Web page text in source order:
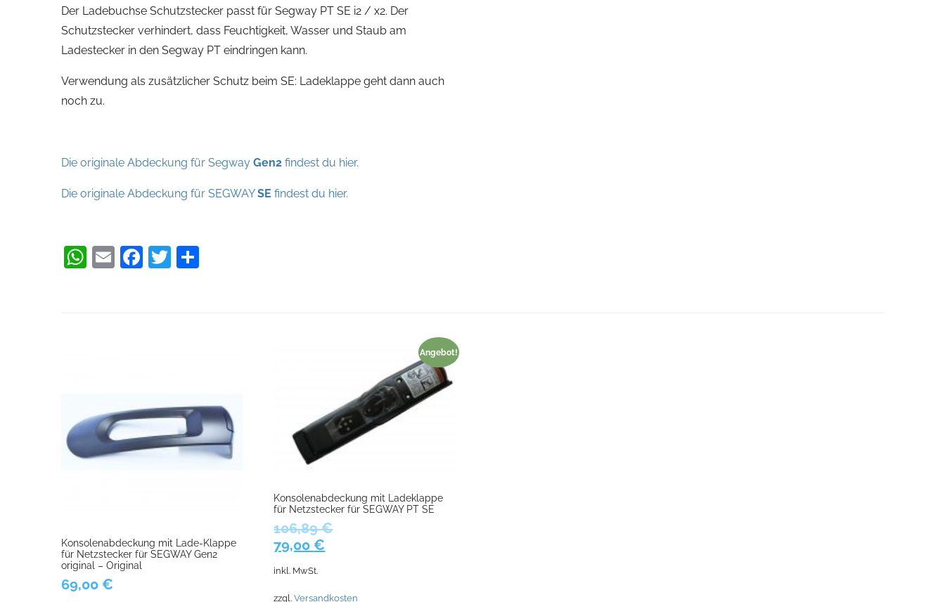
Der Ladebuchse Schutzstecker passt für Segway PT SE i2 / x2. Der
Schutzstecker verhindert, dass Feuchtigkeit, Wasser und Staub am
Ladestecker in den Segway PT eindringen kann.
Verwendung als zusätzlicher Schutz beim SE: Ladeklappe geht dann auch
noch zu.
Die originale Abdeckung für Segway Gen2 findest du hier.
Die originale Abdeckung für SEGWAYSE findest du hier.
WhatsApp
EmailFacebook
Twitter
Konsolenabdeckung mit Lade-Klappe
für Netzstecker für SEGWAY Gen2
original – Original
69,00 €
Angebot!
Konsolenabdeckung mit Ladeklappe
für Netzstecker für SEGWAY PT SE
106,89€
Ursprünglicher
war:
106,89 €
79,00 €
79,00 €.
inkl. MwSt.
zzgl.Versandkosten